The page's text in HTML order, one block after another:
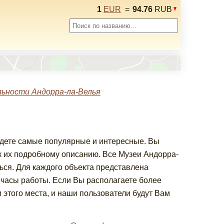
1 EUR = 94.76 RUB
Андорра-ла-Велья
самые популярные и интересные. Вы
подробному описанию. Все Музеи Андорра-
Для каждого объекта представлена
работы. Если Вы располагаете более
места, и наши пользователи будут Вам